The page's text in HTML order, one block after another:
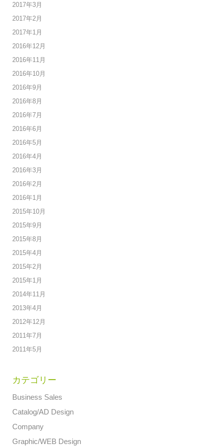
2017年3月
2017年2月
2017年1月
2016年12月
2016年11月
2016年10月
2016年9月
2016年8月
2016年7月
2016年6月
2016年5月
2016年4月
2016年3月
2016年2月
2016年1月
2015年10月
2015年9月
2015年8月
2015年4月
2015年2月
2015年1月
2014年11月
2013年4月
2012年12月
2011年7月
2011年5月
カテゴリー
Business Sales
Catalog/AD Design
Company
Graphic/WEB Design